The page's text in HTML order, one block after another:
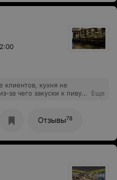
кухня не
за чего закуски к пиву
сырные
будто час ждали на
же оплачивает готовое
что оно есть. Это не
к ним в качестве
Еще
Отзывы78